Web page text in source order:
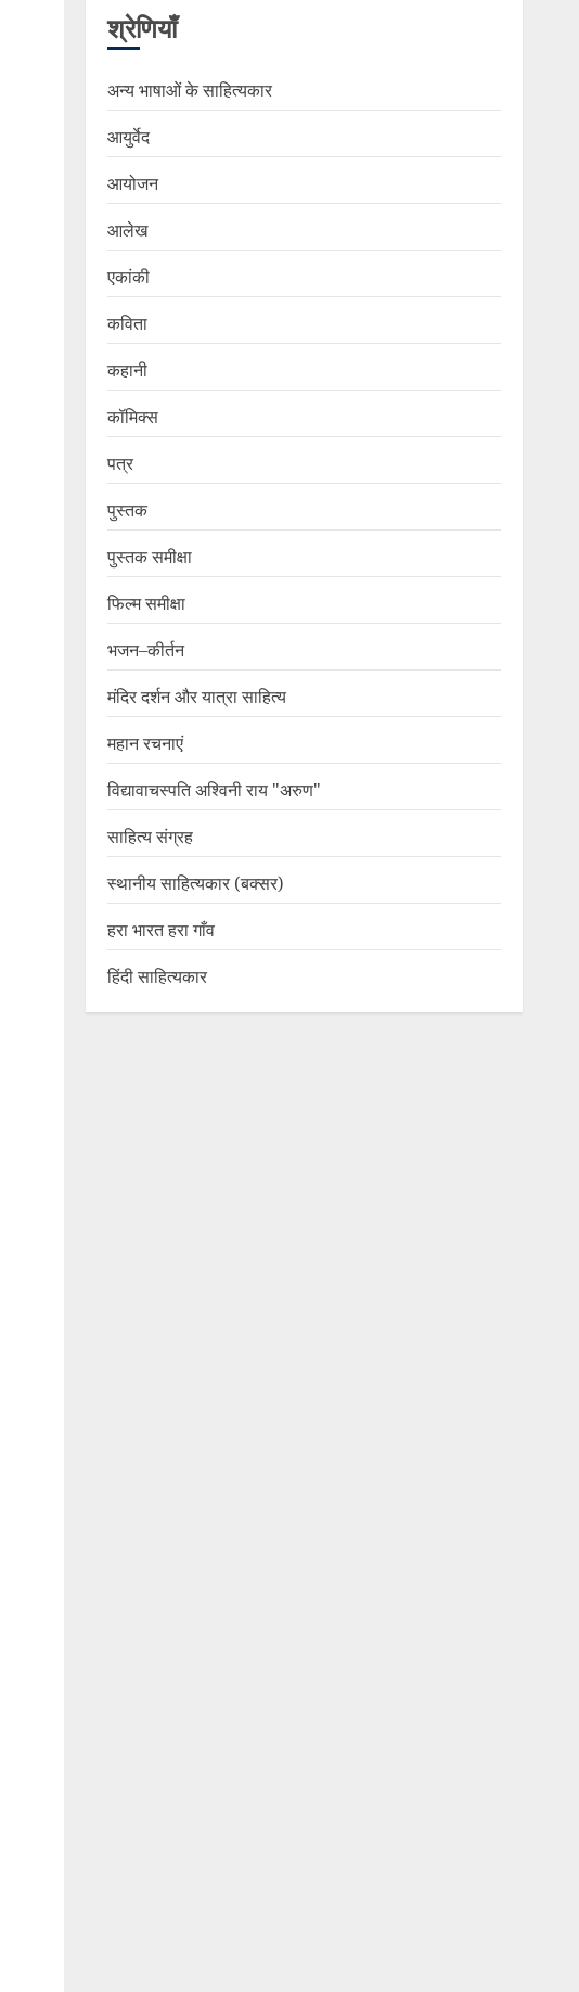
श्रेणियाँ
अन्य भाषाओं के साहित्यकार
आयुर्वेद
आयोजन
आलेख
एकांकी
कविता
कहानी
कॉमिक्स
पत्र
पुस्तक
पुस्तक समीक्षा
फिल्म समीक्षा
भजन–कीर्तन
मंदिर दर्शन और यात्रा साहित्य
महान रचनाएं
विद्यावाचस्पति अश्विनी राय "अरुण"
साहित्य संग्रह
स्थानीय साहित्यकार (बक्सर)
हरा भारत हरा गाँव
हिंदी साहित्यकार